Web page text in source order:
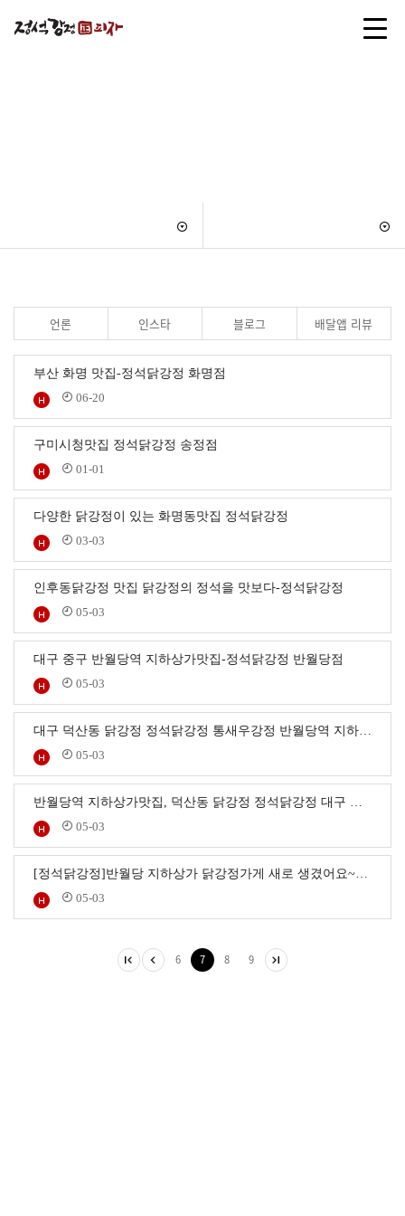
언론 인스타 블로그 배달앱 리뷰
부산 화명 맛집-정석닭강정 화명점
06-20
구미시청맛집 정석닭강정 송정점
01-01
다양한 닭강정이 있는 화명동맛집 정석닭강정
03-03
인후동닭강정 맛집 닭강정의 정석을 맛보다-정석닭강정
05-03
대구 중구 반월당역 지하상가맛집-정석닭강정 반월당점
05-03
대구 덕산동 닭강정 정석닭강정 통새우강정 반월당역 지하…
05-03
반월당역 지하상가맛집, 덕산동 닭강정 정석닭강정 대구 …
05-03
[정석닭강정]반월당 지하상가 닭강정가게 새로 생겼어요~…
05-03
6 7 8 9